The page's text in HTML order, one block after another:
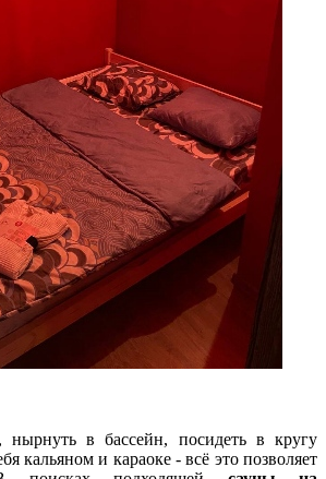
нырнуть в бассейн, посидеть в кругу
кальяном и караоке - всё это позволяет